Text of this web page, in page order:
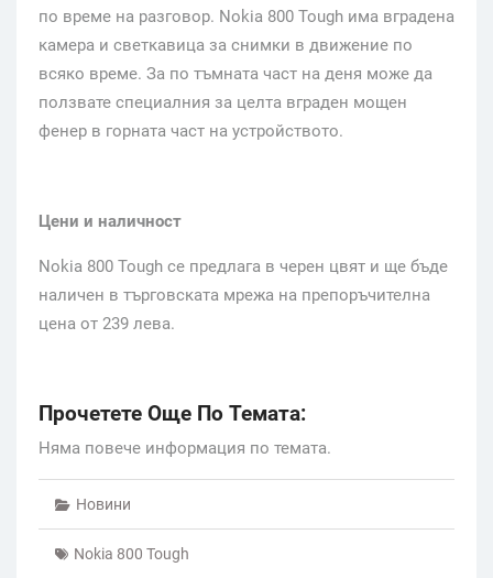
по време на разговор. Nokia 800 Tough има вградена
камера и светкавица за снимки в движение по
всяко време. За по тъмната част на деня може да
ползвате специалния за целта вграден мощен
фенер в горната част на устройството.
Цени и наличност
Nokia 800 Tough се предлага в черен цвят и ще бъде
наличен в търговската мрежа на препоръчителна
цена от 239 лева.
Прочетете Още По Темата:
Няма повече информация по темата.
Новини
Nokia 800 Tough